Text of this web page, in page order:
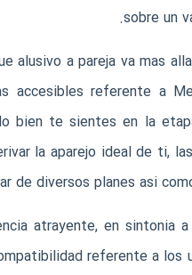
sobre un
alusivo a pareja va mas
accesibles referente a
bien te sientes en la
la aparejo ideal de ti,
de diversos planes asi­
atrayente, en sintonia
referente a los